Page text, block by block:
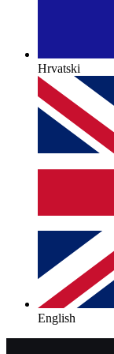
Hrvatski
English